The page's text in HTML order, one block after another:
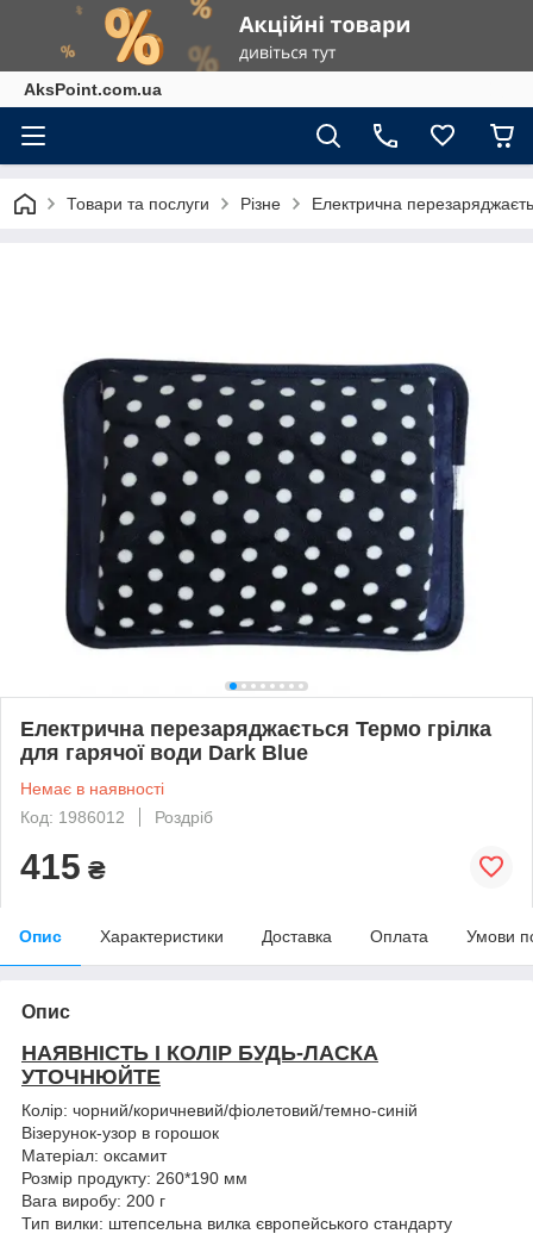
AksPoint.com.ua
Товари та послуги Різне Електрична
Електрична перезаряджається Термо грілка
для гарячої води Dark Blue
Немає в наявності
Код: 1986012
Роздріб
415 ₴
Опис Характеристики Доставка Оплата Умови
Опис
НАЯВНІСТЬ І КОЛІР БУДЬ-ЛАСКА
УТОЧНЮЙТЕ
Колір: чорний/коричневий/фіолетовий/темно-синій
Візерунок-узор в горошок
Матеріал: оксамит
Розмір продукту: 260*190 мм
Вага виробу: 200 г
Тип вилки: штепсельна вилка європейського стандарту